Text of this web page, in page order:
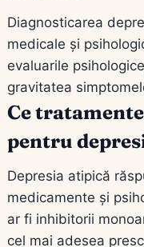
Diagnosticarea
medicale și
evaluarile
gravitatea
Ce
pentru
Depresia atipică
medicamente și
ar fi inhibitorii
cel mai adesea